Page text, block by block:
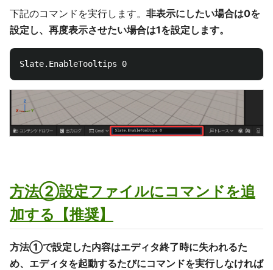
下記のコマンドを実行します。 非表示にしたい場合は0を
設定し、再度表示させたい場合は1を設定します。
方法②設定ファイルにコマンドを追
加する【推奨】
方法①で設定した内容はエディタ終了時に失われるた
め、エディタを起動するたびにコマンドを実行しなければ